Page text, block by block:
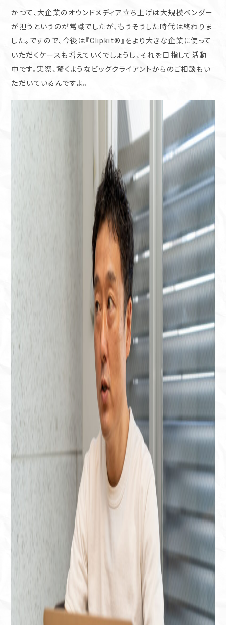
かつて、大企業のオウンドメディア立ち上げは大規模ベンダー
が担うというのが常識でしたが、もうそうした時代は終わりま
した。ですので、今後は『Clipkit®︎』をより大きな企業に使って
いただくケースも増えていくでしょうし、それを目指して活動
中です。実際、驚くようなビッグクライアントからのご相談もい
ただいているんですよ。